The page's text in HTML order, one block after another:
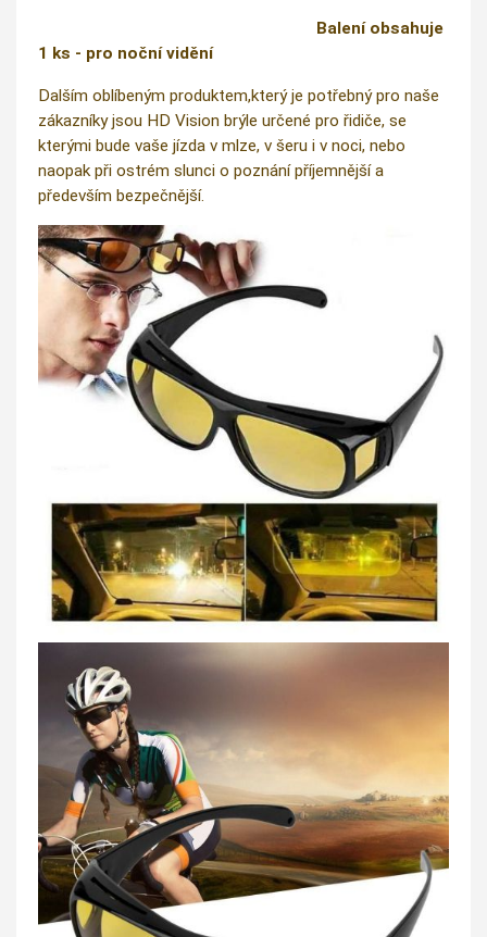
Balení obsahuje
1 ks - pro noční vidění
Dalším oblíbeným produktem,který je potřebný pro naše
zákazníky jsou HD Vision brýle určené pro řidiče, se
kterými bude vaše jízda v mlze, v šeru i v noci, nebo
naopak při ostrém slunci o poznání příjemnější a
především bezpečnější.